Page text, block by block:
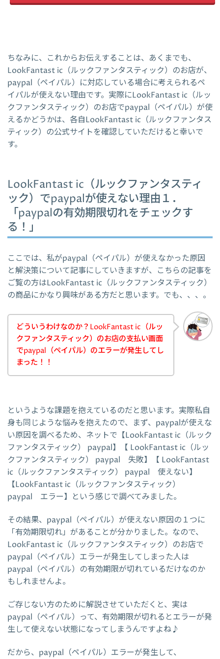
ちなみに、これからお伝えすることは、あくまでも、
LookFantast ic（ルックファンタスティック）のお店が、
paypal（ペイパル）に対応している場合に考えられるペ
イパルが使えない理由です。実際にLookFantast ic（ルッ
クファンタスティック）のお店でpaypal（ペイパル）が使
えるかどうかは、各自LookFantast ic（ルックファンタス
ティック）の公式サイトを確認していただけると幸いで
す。
LookFantast ic（ルックファンタスティ
ック）でpaypalが使えない理由１．
「paypalの有効期限切れをチェックす
る！」
ここでは、私がpaypal（ペイパル）が使えなかった原因
と解決策について記事にしていきますが、こちらの記事を
ご覧の方はLookFantast ic（ルックファンタスティック）
の商品にかなり興味がある方だと思います。でも、、、。
どういうわけなのか？LookFantast ic（ルッ
クファンタスティック）のお店の支払い画面
でpaypal（ペイパル）のエラーが発生してし
まった！！
というような課題を抱えているのだと思います。実際私自
身も同じような悩みを抱えたので、まず、paypalが使えな
い原因を調べるため、ネットで【LookFantast ic（ルック
ファンタスティック） paypal】【 LookFantast ic（ルッ
クファンタスティック） paypal 失敗】【 LookFantast
ic（ルックファンタスティック） paypal 使えない】
【LookFantast ic（ルックファンタスティック）
paypal エラー】という感じで調べてみました。
その結果、paypal（ペイパル）が使えない原因の１つに
「有効期限切れ」があることが分かりました。なので、
LookFantast ic（ルックファンタスティック）のお店で
paypal（ペイパル）エラーが発生してしまった人は
paypal（ペイパル）の有効期限が切れているだけなのか
もしれませんよ。
ご存じない方のために解説させていただくと、実は
paypal（ペイパル）って、有効期限が切れるとエラーが発
生して使えない状態になってしまうんですよね♪
だから、paypal（ペイパル）エラーが発生して、